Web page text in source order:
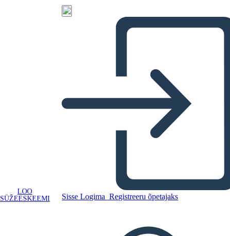
LOO
SÜŽEESKEEMI
Sisse Logima Registreeru õpetajaks